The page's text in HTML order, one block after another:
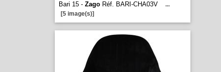
Bari 15 - ZagoRéf. BARI-CHA03V
...
[5 image(s)]